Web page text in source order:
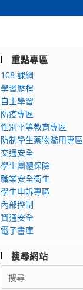
重點專區
108 課綱
學習歷程
自主學習
防疫專區
性別平等教育專區
防制學生藥物濫用專區
交通安全
學生團體保險
職業安全衛生
學生申訴專區
內部控制
資通安全
電子書庫
搜尋網站
Search
for: